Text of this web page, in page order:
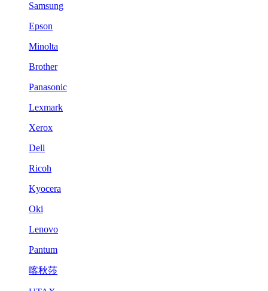
Samsung
Epson
Minolta
Brother
Panasonic
Lexmark
Xerox
Dell
Ricoh
Kyocera
Oki
Lenovo
Pantum
喀秋莎